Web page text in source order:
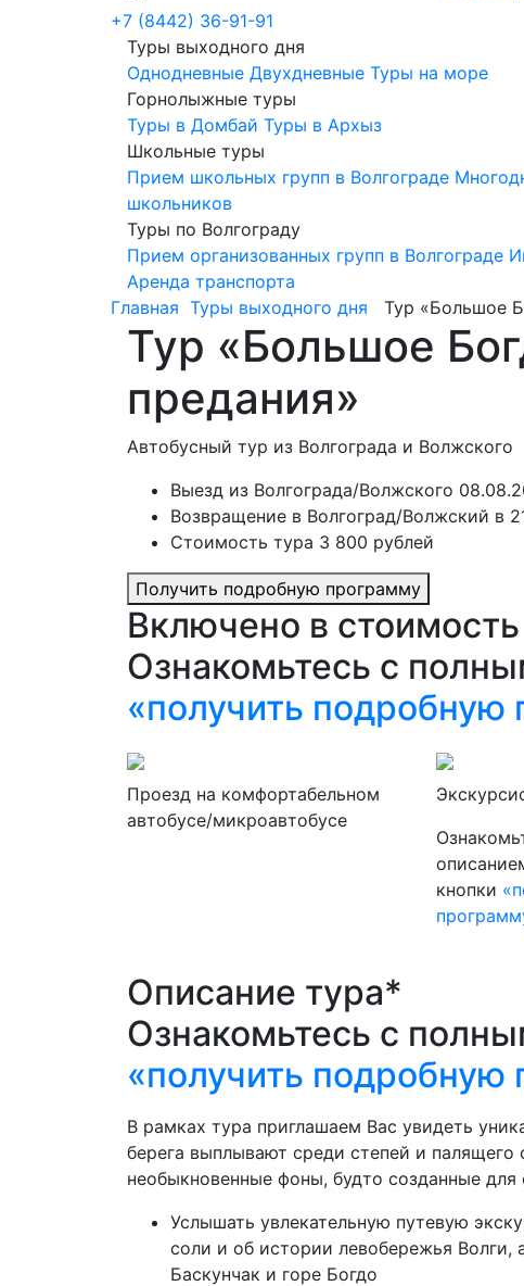
+7 (8442) 36-91-91
Туры выходного дня
Однодневные Двухдневные Туры на море
Горнолыжные туры
Туры в Домбай Туры в Архыз
Школьные туры
Прием школьных групп в Волгограде
школьников
Туры по Волгограду
Прием организованных групп в Волгограде
Аренда транспорта
Главная Туры выходного дня Тур «Большое
Тур «Большое
предания»
Автобусный тур из Волгограда и Волжского
Выезд из Волгограда/Волжского
Возвращение в Волгоград/Волжский в
Стоимость тура 3 800 рублей
Получить подробную программу
Включено в
Ознакомьтесь с
«получить подробную
Проезд на комфортабельном
автобусе/микроавтобусе
кнопки
Описание тура*
Ознакомьтесь с
«получить подробную
В рамках тура приглашаем Вас увидеть
берега выплывают среди степей и
необыкновенные фоны, будто созданные
Услышать увлекательную путевую
соли и об истории левобережья Волги,
Баскунчак и горе Богдо